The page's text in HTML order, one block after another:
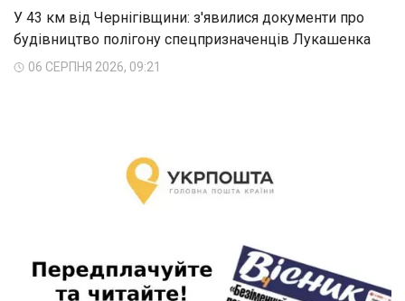
У 43 км від Чернігівщини: з'явилися документи про
будівництво полігону спецпризначенців Лукашенка
06 СЕРПНЯ 2026, 09:21